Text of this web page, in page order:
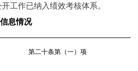
工作已纳入绩效考核体系。
息情况
第二十条第（一）项